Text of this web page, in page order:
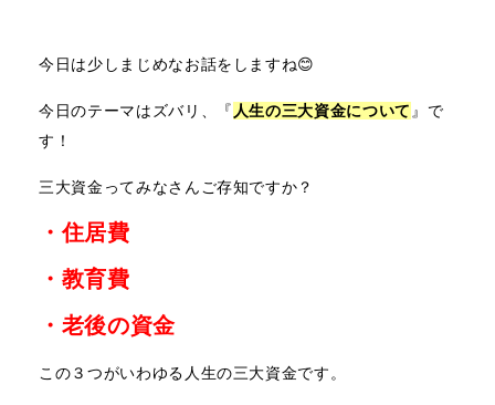
今日は少しまじめなお話をしますね😊
今日のテーマはズバリ、『 人生の三大資金について 』で
す！
三大資金ってみなさんご存知ですか？
・住居費
・教育費
・老後の資金
この３つがいわゆる人生の三大資金です。